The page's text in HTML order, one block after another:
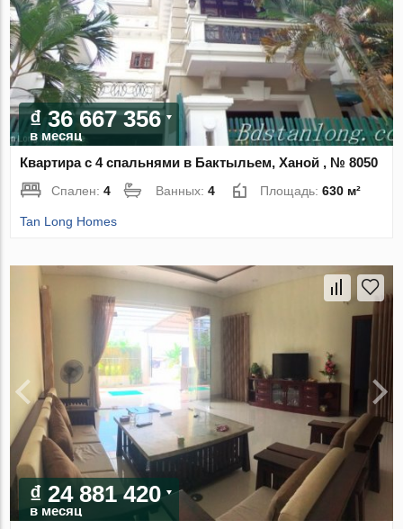
₫ 36 667 356
в месяц
Квартира с 4 спальнями в Бактыльем, Ханой , № 8050
Спален:4 Ванных:4 Площадь:630 м²
Tan Long Homes
₫ 24 881 420
в месяц